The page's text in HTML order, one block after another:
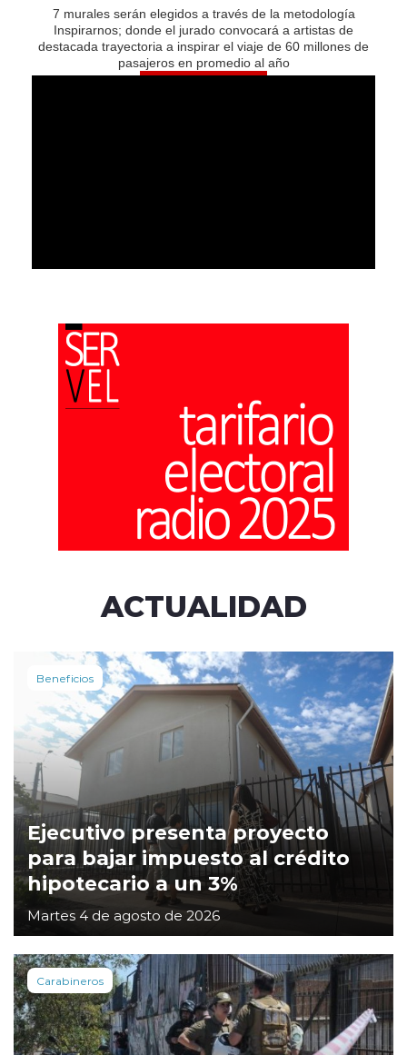
7 murales serán elegidos a través de la metodología
Inspirarnos; donde el jurado convocará a artistas de
destacada trayectoria a inspirar el viaje de 60 millones de
pasajeros en promedio al año
ACTUALIDAD
Beneficios
Ejecutivo presenta proyecto
para bajar impuesto al crédito
hipotecario a un 3%
Martes 4 de agosto de 2026
Carabineros